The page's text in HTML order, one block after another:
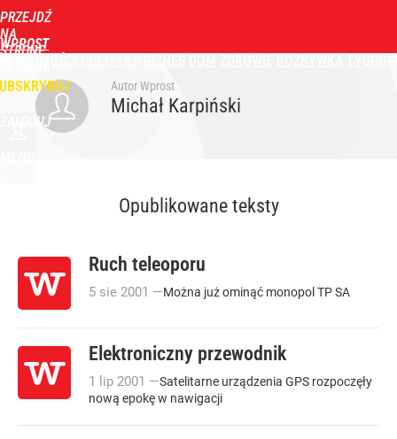
PRZEJDŹ
NA
STRONĘ
WPROST
ZALOGUJ
Autor Wprost
Michał Karpiński
Opublikowane teksty
Ruch teleoporu
5 sie 2001 —Można już ominąć monopol TP SA
Elektroniczny przewodnik
1 lip 2001 —Satelitarne urządzenia GPS rozpoczęły
nową epokę w nawigacji